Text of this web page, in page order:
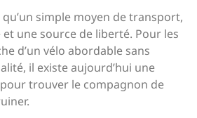
simple moyen de transport,
et une source de liberté. Pour les
d’un vélo abordable sans
il existe aujourd’hui une
trouver le compagnon de